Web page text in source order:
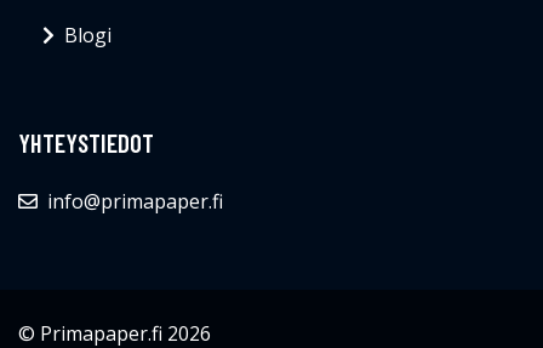
Blogi
YHTEYSTIEDOT
info@primapaper.fi
© Primapaper.fi 2026